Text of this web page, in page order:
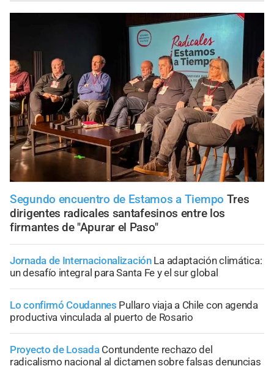
Segundo encuentro de Estamos a Tiempo Tres
dirigentes radicales santafesinos entre los
firmantes de "Apurar el Paso"
Jornada de Internacionalización La adaptación climática:
un desafío integral para Santa Fe y el sur global
Lo confirmó Coudannes Pullaro viaja a Chile con agenda
productiva vinculada al puerto de Rosario
Proyecto de Losada Contundente rechazo del
radicalismo nacional al dictamen sobre falsas denuncias